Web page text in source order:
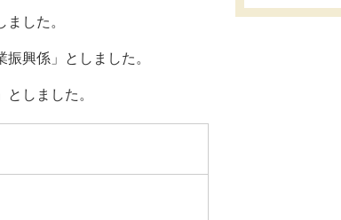
した。
興係」としました。
しました。